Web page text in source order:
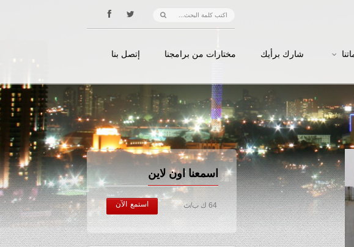
شارك برأيك مختارات من برامجنا إتصل بنا
اسمعنا اون لاين
64 ك ب/ث استمع الآن